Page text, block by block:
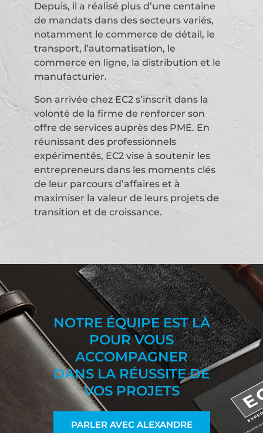
Depuis, il a réalisé plus d’une centaine
de mandats dans des secteurs variés,
notamment le commerce de détail, le
transport, l’automatisation, le
commerce en ligne, la distribution et le
manufacturier.
Son arrivée chez EC2 s’inscrit dans la
volonté de la firme de renforcer son
offre de services auprès des PME. En
réunissant des professionnels
expérimentés, EC2 vise à soutenir les
entrepreneurs dans les moments clés
de leur parcours d’affaires et à
maximiser la valeur de leurs projets de
transition et de croissance.
NOTRE ÉQUIPE EST LÀ
POUR VOUS
ACCOMPAGNER
DANS LA RÉUSSITE DE
VOS PROJETS
PARLER AVEC ALEXANDRE